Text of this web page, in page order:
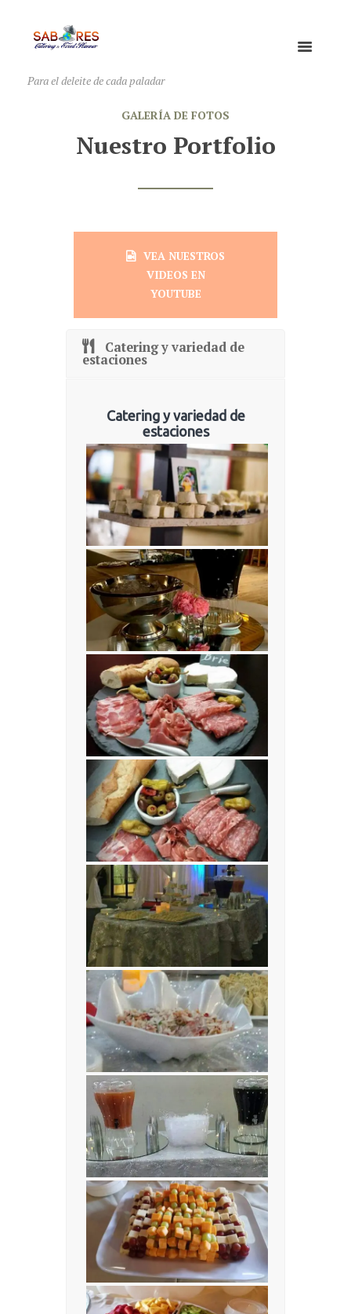
Para el deleite de cada paladar
GALERÍA DE FOTOS
Nuestro Portfolio
VEA NUESTROS
VIDEOS EN
YOUTUBE
Catering y variedad de
estaciones
Catering y variedad de
estaciones